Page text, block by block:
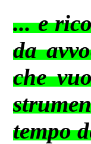
... e
da
che
tempo